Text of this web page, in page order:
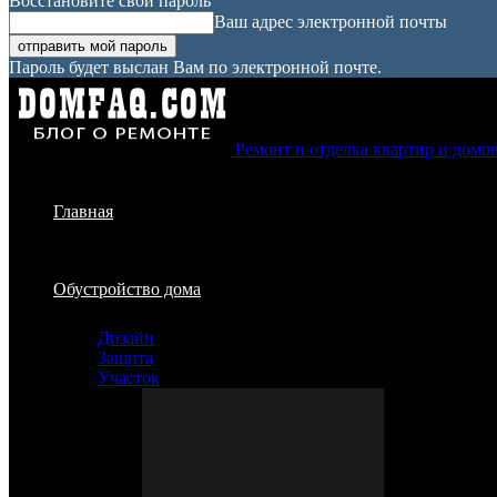
Ваш адрес электронной почты
Пароль будет выслан Вам по электронной почте.
Ремонт и отделка квартир и
Главная
Обустройство дома
Дизайн
Защита
Участок